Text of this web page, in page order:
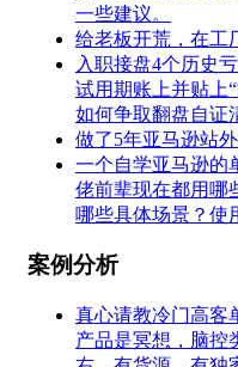
一些建议。
给老板开荒，在工
入职接盘4个历史
试用期账上并贴上
如何争取翻盘自证
做了5年亚马逊站
一个自学亚马逊的
佬前辈现在都用哪
哪些具体场景？使
案例分析
真心请教冷门高客
产品是冥想，脑控